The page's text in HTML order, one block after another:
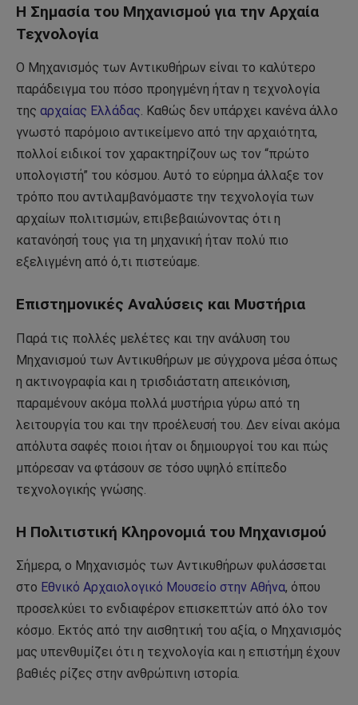
Η Σημασία του Μηχανισμού για την Αρχαία
Τεχνολογία
Ο Μηχανισμός των Αντικυθήρων είναι το καλύτερο
παράδειγμα του πόσο προηγμένη ήταν η τεχνολογία
της αρχαίας Ελλάδας. Καθώς δεν υπάρχει κανένα άλλο
γνωστό παρόμοιο αντικείμενο από την αρχαιότητα,
πολλοί ειδικοί τον χαρακτηρίζουν ως τον “πρώτο
υπολογιστή” του κόσμου. Αυτό το εύρημα άλλαξε τον
τρόπο που αντιλαμβανόμαστε την τεχνολογία των
αρχαίων πολιτισμών, επιβεβαιώνοντας ότι η
κατανόησή τους για τη μηχανική ήταν πολύ πιο
εξελιγμένη από ό,τι πιστεύαμε.
Επιστημονικές Αναλύσεις και Μυστήρια
Παρά τις πολλές μελέτες και την ανάλυση του
Μηχανισμού των Αντικυθήρων με σύγχρονα μέσα όπως
η ακτινογραφία και η τρισδιάστατη απεικόνιση,
παραμένουν ακόμα πολλά μυστήρια γύρω από τη
λειτουργία του και την προέλευσή του. Δεν είναι ακόμα
απόλυτα σαφές ποιοι ήταν οι δημιουργοί του και πώς
μπόρεσαν να φτάσουν σε τόσο υψηλό επίπεδο
τεχνολογικής γνώσης.
Η Πολιτιστική Κληρονομιά του Μηχανισμού
Σήμερα, ο Μηχανισμός των Αντικυθήρων φυλάσσεται
στο Εθνικό Αρχαιολογικό Μουσείο στην Αθήνα, όπου
προσελκύει το ενδιαφέρον επισκεπτών από όλο τον
κόσμο. Εκτός από την αισθητική του αξία, ο Μηχανισμός
μας υπενθυμίζει ότι η τεχνολογία και η επιστήμη έχουν
βαθιές ρίζες στην ανθρώπινη ιστορία.